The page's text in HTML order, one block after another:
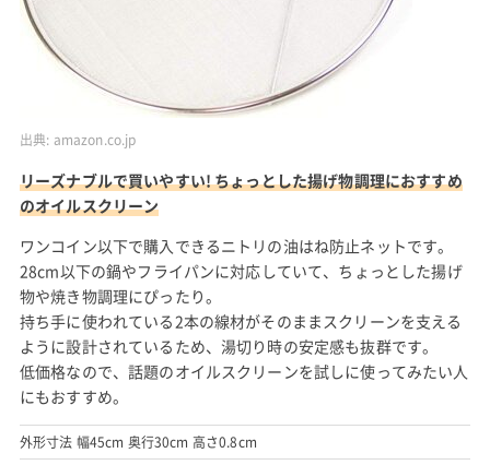
出典: amazon.co.jp
リーズナブルで買いやすい! ちょっとした揚げ物調理におすすめ
のオイルスクリーン
ワンコイン以下で購入できるニトリの油はね防止ネットです。
28cm以下の鍋やフライパンに対応していて、ちょっとした揚げ
物や焼き物調理にぴったり。
持ち手に使われている2本の線材がそのままスクリーンを支える
ように設計されているため、湯切り時の安定感も抜群です。
低価格なので、話題のオイルスクリーンを試しに使ってみたい人
にもおすすめ。
外形寸法 幅45cm 奥行30cm 高さ0.8cm